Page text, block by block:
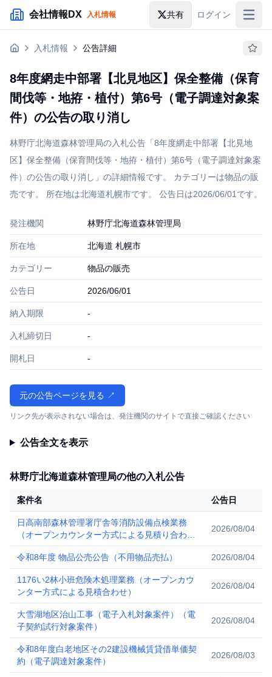
メインコンテンツにスキップ
会社情報DX 入札情報 共有 ログイン
入札情報
助成金・補助金
企業検索
入札情報 公告詳細
8年度網走中部署【北見地区】保全整備（保育
間伐等・地拵・植付）第6号（電子調達対象案
件）の公告の取り消し
林野庁北海道森林管理局の入札公告「8年度網走中部署【北見地
区】保全整備（保育間伐等・地拵・植付）第6号（電子調達対象案
件）の公告の取り消し」の詳細情報です。 カテゴリーは物品の販
売です。 所在地は北海道札幌市です。 公告日は2026/06/01です。
発注機関 林野庁北海道森林管理局
所在地 北海道 札幌市
カテゴリー 物品の販売
公告日 2026/06/01
納入期限 -
入札締切日 -
開札日 -
元の公告ページを見る ↗
リンク先が表示されない場合は、発注機関のサイトで直接ご確認ください
公告全文を表示
林野庁北海道森林管理局の他の入札公告
案件名 公告日
日高南部森林管理署庁舎等消防設備点検業務
（オープンカウンター方式による見積り合わ
せ）
2026/08/04
令和8年度 物品公売公告（不用物品売払） 2026/08/04
1176い2林小班危険木処理業務（オープンカウ
ンター方式による見積合わせ）
2026/08/04
大雪湖地区治山工事（電子入札対象案件）（電
子契約試行対象案件）
2026/08/04
令和8年度白老地区その2建設機械賃貸借単価契
約（電子調達対象案件）
2026/08/03